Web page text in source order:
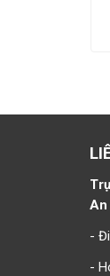
An
-
-